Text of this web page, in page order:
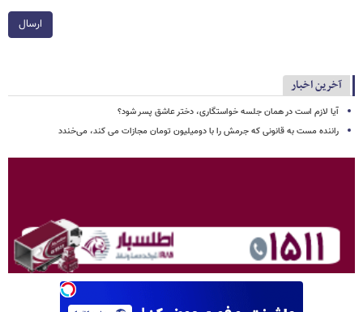
ارسال
آخرین اخبار
آیا لازم است در همان جلسه خواستگاری، دختر عاشق پسر شود؟
راننده مست به قانونی که جرمش را با دومیلیون تومان مجازات می کند، می‌خندد